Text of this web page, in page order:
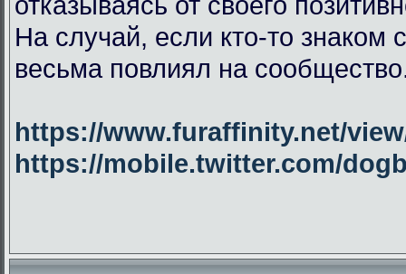
На случай, если кто-то
весьма повлиял на
https://www.furaffinity.net/
https://mobile.twitter.com/